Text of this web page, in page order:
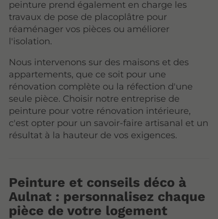
peinture prend également en charge les
travaux de pose de placoplâtre pour
réaménager vos pièces ou améliorer
l'isolation.
Nous intervenons sur des maisons et des
appartements, que ce soit pour une
rénovation complète ou la réfection d'une
seule pièce. Choisir notre entreprise de
peinture pour votre rénovation intérieure,
c'est opter pour un savoir-faire artisanal et un
résultat à la hauteur de vos exigences.
Peinture et conseils déco à
Aulnat : personnalisez chaque
pièce de votre logement